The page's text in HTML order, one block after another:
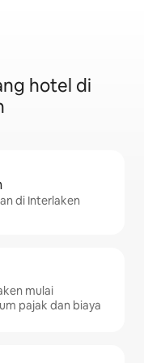
hotel di
di Interlaken
mulai
pajak dan biaya